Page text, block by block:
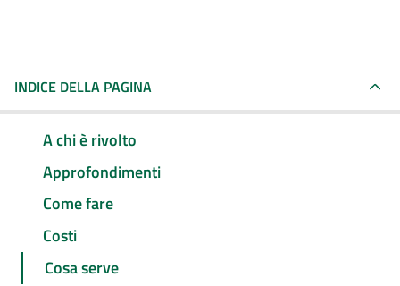
INDICE DELLA PAGINA
A chi è rivolto
Approfondimenti
Come fare
Costi
Cosa serve